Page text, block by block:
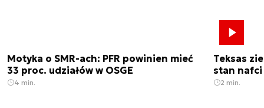
Motyka o SMR-ach: PFR powinien mieć
33 proc. udziałów w OSGE
4 min.
Teksas
stan
2 min.